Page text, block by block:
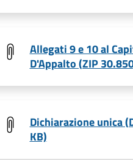
Allegati 9 e 10 al
D'Appalto (ZIP
Dichiarazione unica
KB)